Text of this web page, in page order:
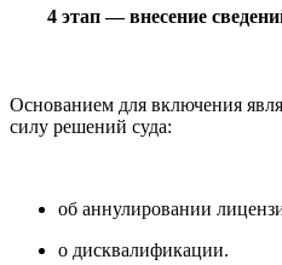
4 этап — внесение
Основанием для включения
силу решений суда:
об аннулировании
о дисквалификации.